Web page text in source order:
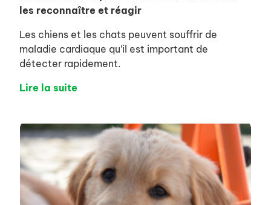
les reconnaître et réagir
Les chiens et les chats peuvent souffrir de
maladie cardiaque qu’il est important de
détecter rapidement.
Lire la suite